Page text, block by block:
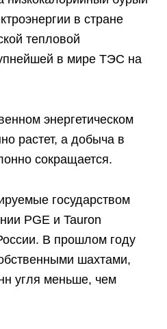
в стране
тепловой
в мире ТЭС на
энергетическом
растет, а добыча в
сокращается.
государством
PGE и Tauron
В прошлом году
шахтами,
угля меньше, чем